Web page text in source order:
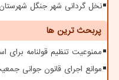
نخل گردانی شهر جنگل
پربحث ترین ها
ممنوعیت تنظیم قولنامه برای
موانع اجرای قانون جوانی